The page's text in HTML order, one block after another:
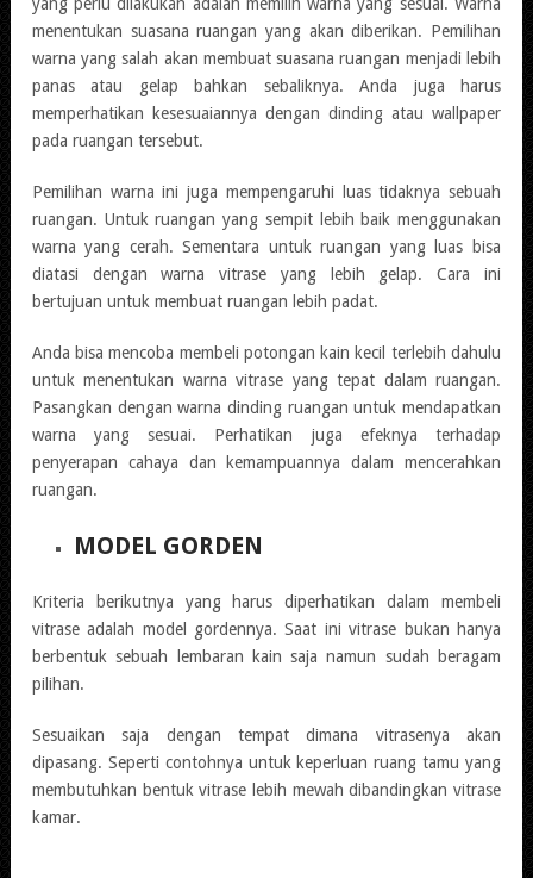
menentukan suasana ruangan yang akan diberikan. Pemilihan
warna yang salah akan membuat suasana ruangan menjadi lebih
panas atau gelap bahkan sebaliknya. Anda juga harus
memperhatikan kesesuaiannya dengan dinding atau wallpaper
pada ruangan tersebut.
Pemilihan warna ini juga mempengaruhi luas tidaknya sebuah
ruangan. Untuk ruangan yang sempit lebih baik menggunakan
warna yang cerah. Sementara untuk ruangan yang luas bisa
diatasi dengan warna vitrase yang lebih gelap. Cara ini
bertujuan untuk membuat ruangan lebih padat.
Anda bisa mencoba membeli potongan kain kecil terlebih dahulu
untuk menentukan warna vitrase yang tepat dalam ruangan.
Pasangkan dengan warna dinding ruangan untuk mendapatkan
warna yang sesuai. Perhatikan juga efeknya terhadap
penyerapan cahaya dan kemampuannya dalam mencerahkan
ruangan.
MODEL GORDEN
Kriteria berikutnya yang harus diperhatikan dalam membeli
vitrase adalah model gordennya. Saat ini vitrase bukan hanya
berbentuk sebuah lembaran kain saja namun sudah beragam
pilihan.
Sesuaikan saja dengan tempat dimana vitrasenya akan
dipasang. Seperti contohnya untuk keperluan ruang tamu yang
membutuhkan bentuk vitrase lebih mewah dibandingkan vitrase
kamar.